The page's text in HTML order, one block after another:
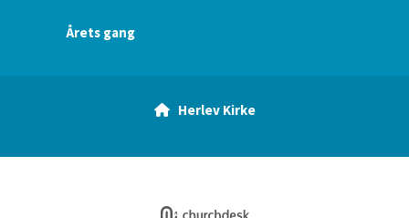
Årets gang
Herlev Kirke